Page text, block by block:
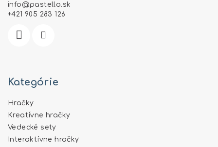
info @pastello.sk
+421 905 283 126
Kategórie
Hračky
Kreatívne hračky
Vedecké sety
Interaktívne hračky